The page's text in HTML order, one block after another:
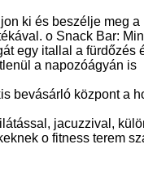
ki és beszélje meg a
o Snack Bar:
egy itallal a fürdőzés
a napozóágyán is
bevásárló központ a
jacuzzival,
o fitness terem